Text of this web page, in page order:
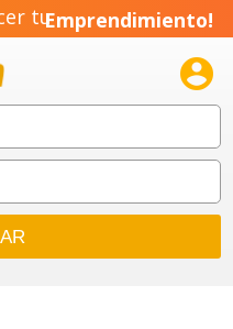
tuEmprendimiento!
